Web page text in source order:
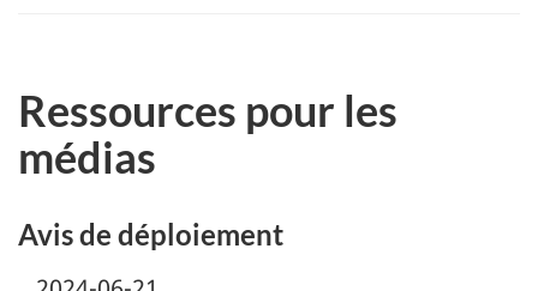
Ressources pour les
médias
Avis de déploiement